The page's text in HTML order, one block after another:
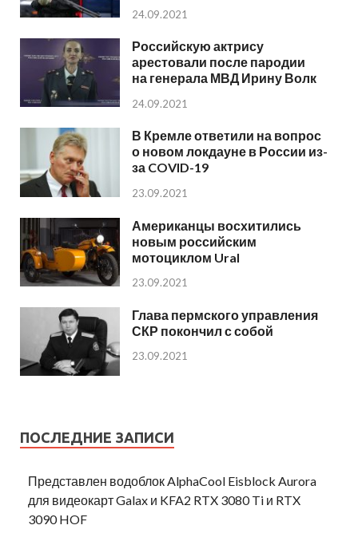
24.09.2021
Российскую актрису
арестовали после пародии
на генерала МВД Ирину Волк
24.09.2021
В Кремле ответили на вопрос
о новом локдауне в России из-
за COVID-19
23.09.2021
Американцы восхитились
новым российским
мотоциклом Ural
23.09.2021
Глава пермского управления
СКР покончил с собой
23.09.2021
ПОСЛЕДНИЕ ЗАПИСИ
Представлен водоблок AlphaCool Eisblock Aurora
для видеокарт Galax и KFA2 RTX 3080 Ti и RTX
3090 HOF